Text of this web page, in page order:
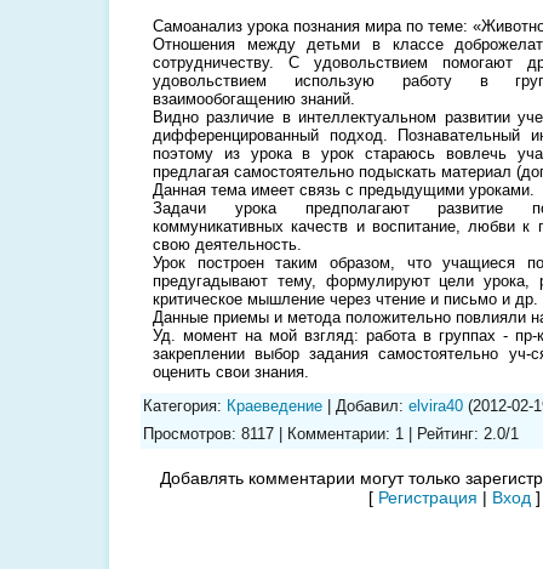
Самоанализ урока познания мира по теме:
Отношения между детьми в классе
сотрудничеству. С удовольствием
удовольствием использую работу в
взаимообогащению знаний.
Видно различие в интеллектуальном развитии
дифференцированный подход. Познавательный
поэтому из урока в урок стараюсь вовлечь
предлагая самостоятельно подыскать материал
Данная тема имеет связь с предыдущими уроками.
Задачи урока предполагают развитие
коммуникативных качеств и воспитание, любви к
свою деятельность.
Урок построен таким образом, что учащиеся
предугадывают тему, формулируют цели урока,
критическое мышление через чтение и письмо и др.
Данные приемы и метода положительно повлияли
Уд. момент на мой взгляд: работа в группах -
закреплении выбор задания самостоятельно
оценить свои знания.
Категория: Краеведение Добавил: elvira40 (2012-02-
Просмотров: 8117 Комментарии: 1 Рейтинг: 2.0/1
Добавлять комментарии могут только
[ Регистрация | Вход ]